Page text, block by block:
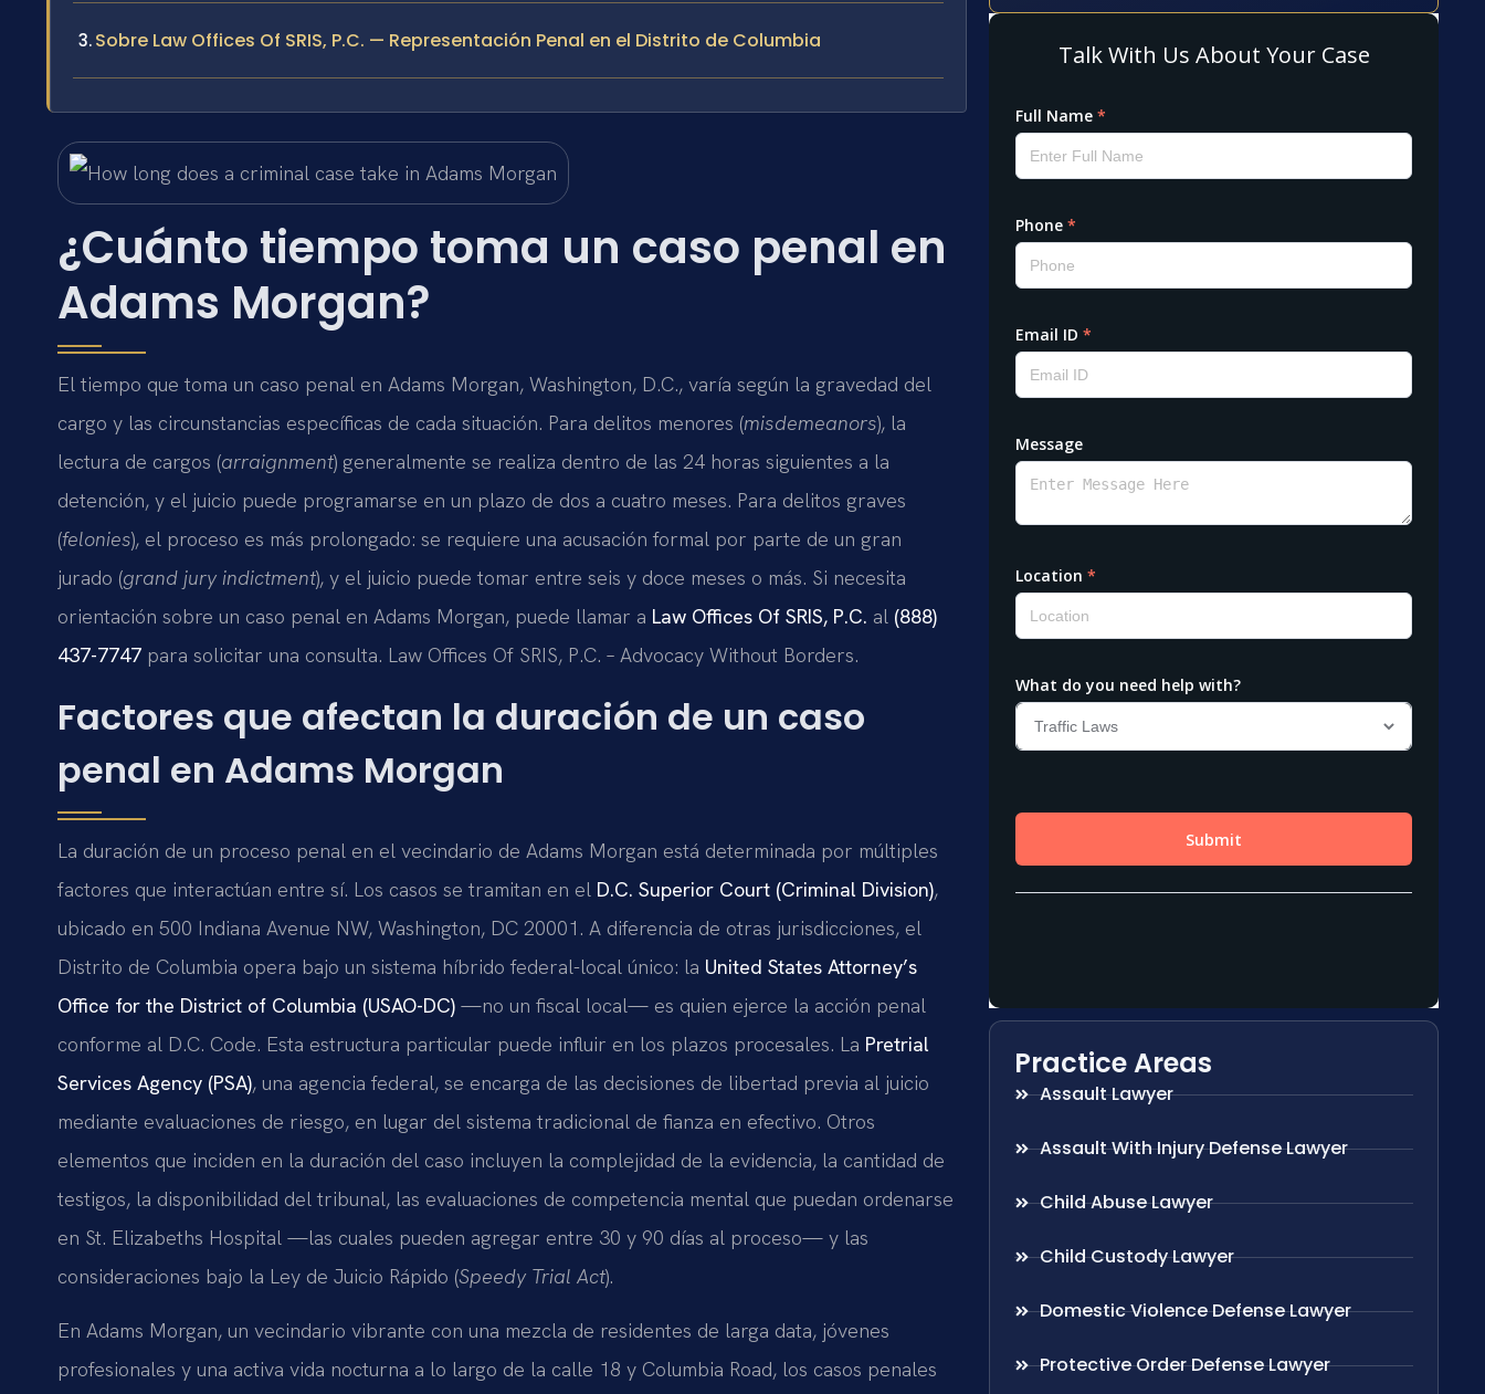
Sobre Law Offices Of SRIS, P.C. — Representación Penal en el Distrito de Columbia
¿Cuánto tiempo toma un caso penal en
Adams Morgan?
El tiempo que toma un caso penal en Adams Morgan, Washington, D.C., varía según la gravedad del
cargo y las circunstancias específicas de cada situación. Para delitos menores (misdemeanors), la
lectura de cargos (arraignment) generalmente se realiza dentro de las 24 horas siguientes a la
detención, y el juicio puede programarse en un plazo de dos a cuatro meses. Para delitos graves
(felonies), el proceso es más prolongado: se requiere una acusación formal por parte de un gran
jurado (grand jury indictment), y el juicio puede tomar entre seis y doce meses o más. Si necesita
orientación sobre un caso penal en Adams Morgan, puede llamar a Law Offices Of SRIS, P.C. al (888)
437-7747 para solicitar una consulta. Law Offices Of SRIS, P.C. – Advocacy Without Borders.
Factores que afectan la duración de un caso
penal en Adams Morgan
La duración de un proceso penal en el vecindario de Adams Morgan está determinada por múltiples
factores que interactúan entre sí. Los casos se tramitan en el D.C. Superior Court (Criminal Division),
ubicado en 500 Indiana Avenue NW, Washington, DC 20001. A diferencia de otras jurisdicciones, el
Distrito de Columbia opera bajo un sistema híbrido federal-local único: la United States Attorney’s
Office for the District of Columbia (USAO-DC) —no un fiscal local— es quien ejerce la acción penal
conforme al D.C. Code. Esta estructura particular puede influir en los plazos procesales. La Pretrial
Services Agency (PSA), una agencia federal, se encarga de las decisiones de libertad previa al juicio
mediante evaluaciones de riesgo, en lugar del sistema tradicional de fianza en efectivo. Otros
elementos que inciden en la duración del caso incluyen la complejidad de la evidencia, la cantidad de
testigos, la disponibilidad del tribunal, las evaluaciones de competencia mental que puedan ordenarse
en St. Elizabeths Hospital —las cuales pueden agregar entre 30 y 90 días al proceso— y las
consideraciones bajo la Ley de Juicio Rápido (Speedy Trial Act).
En Adams Morgan, un vecindario vibrante con una mezcla de residentes de larga data, jóvenes
profesionales y una activa vida nocturna a lo largo de la calle 18 y Columbia Road, los casos penales
Practice Areas
Assault Lawyer
Assault With Injury Defense Lawyer
Child Abuse Lawyer
Child Custody Lawyer
Domestic Violence Defense Lawyer
Protective Order Defense Lawyer